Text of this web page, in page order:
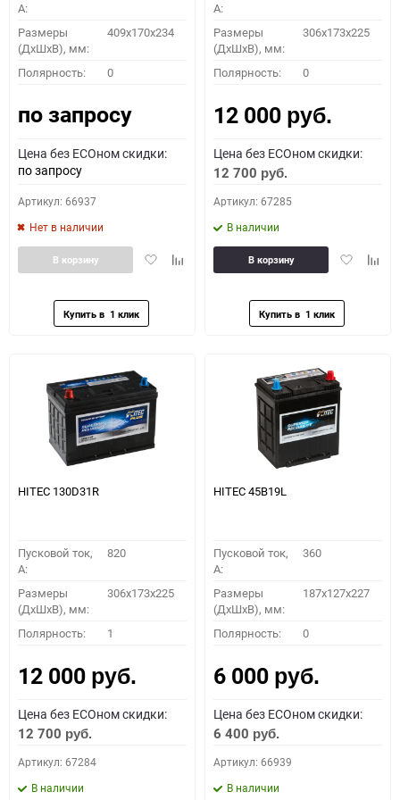
A:
Размеры
(ДхШхВ), мм:
409x170x234
Полярность: 0
по запросу
Цена без ECOном скидки:
по запросу
Артикул: 66937
Нет в наличии
ДобавитьДобавить
В корзину
A:
Размеры
(ДхШхВ), мм:
306x173x225
Полярность: 0
12 000 руб.
Цена без ECOном скидки:
12 700 руб.
Артикул: 67285
В наличии
Добавить
В корзину
HITEC 130D31R
Пусковой ток,
A:
820
Размеры
(ДхШхВ), мм:
306x173x225
Полярность: 1
12 000 руб.
Цена без ECOном скидки:
12 700 руб.
Артикул: 67284
В наличии
HITEC 45B19L
Пусковой ток,
A:
360
Размеры
(ДхШхВ), мм:
187x127x227
Полярность: 0
6 000 руб.
Цена без ECOном скидки:
6 400 руб.
Артикул: 66939
В наличии